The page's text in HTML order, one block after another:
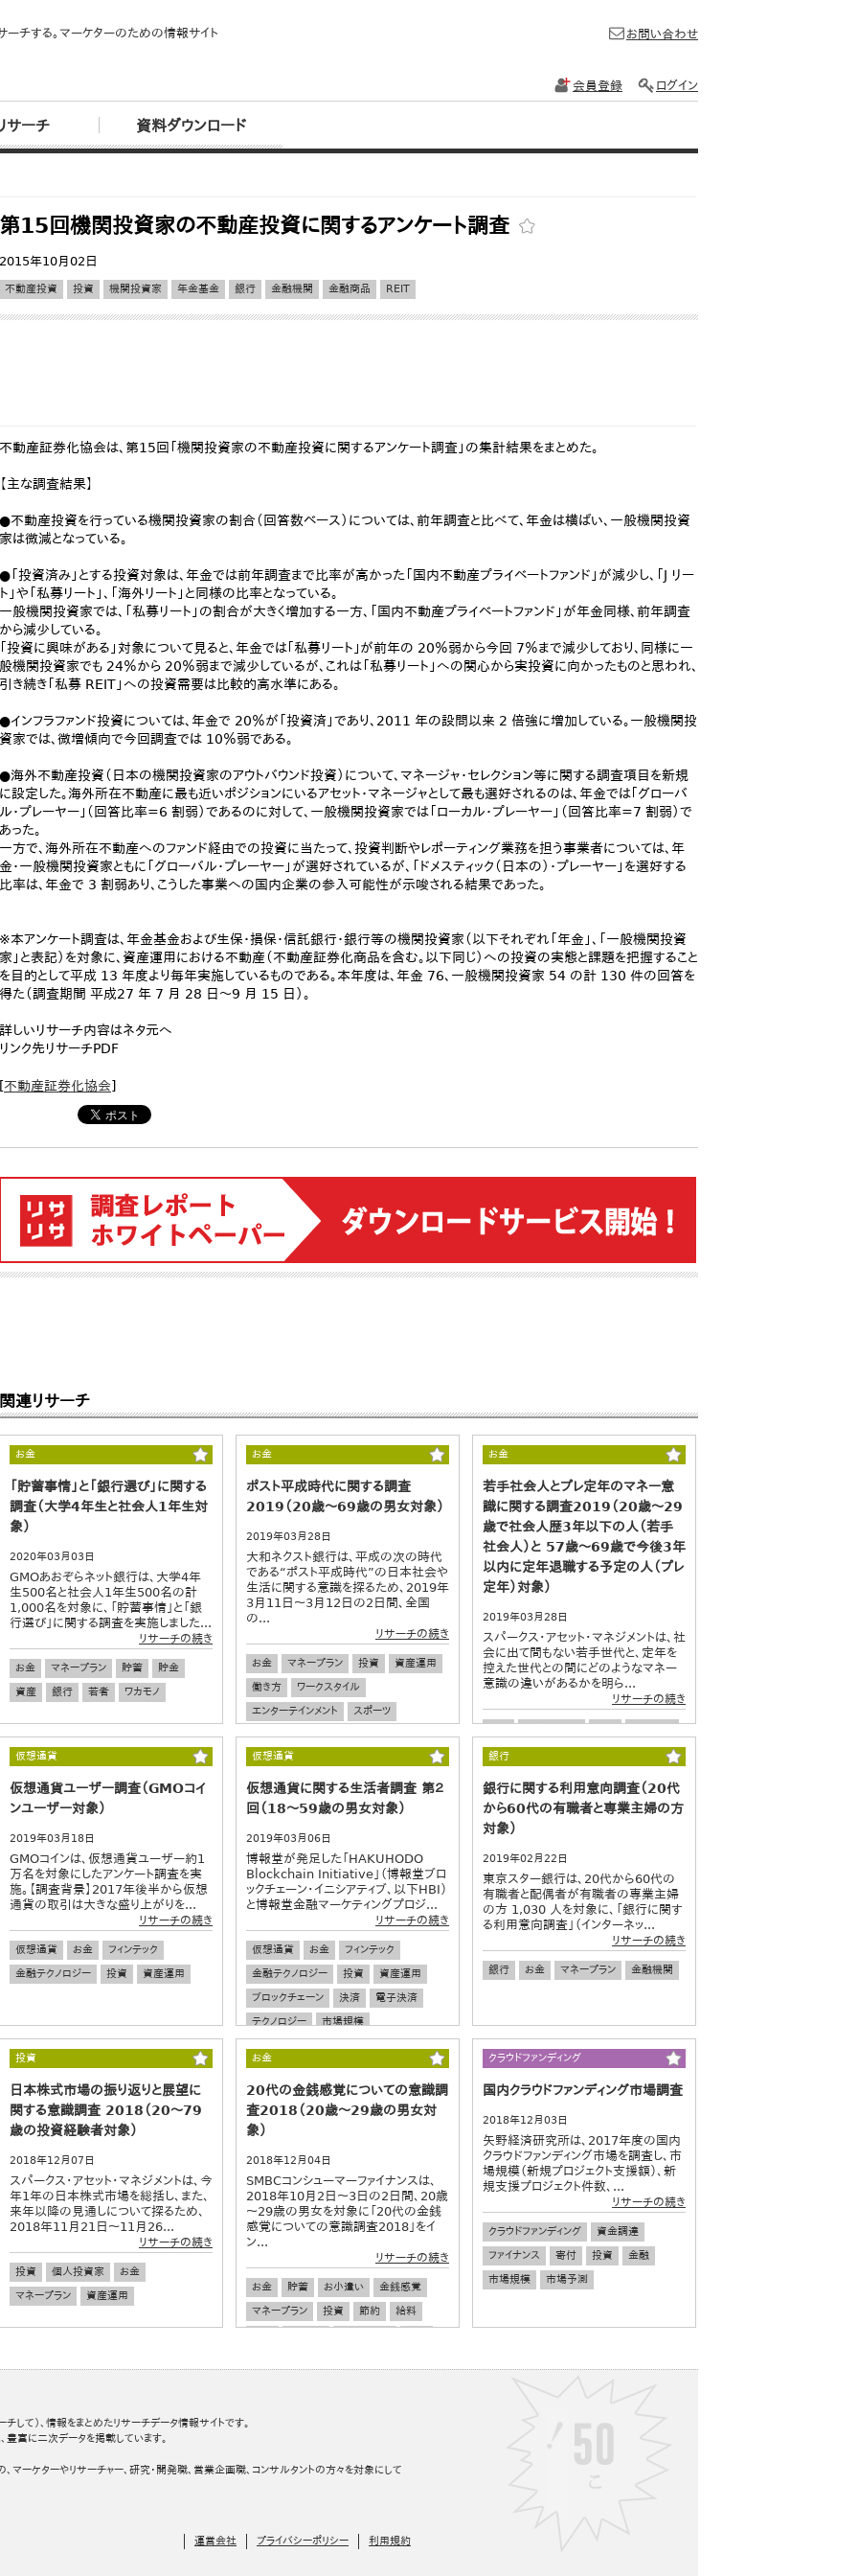
ーチする。マーケターのための情報サイト
サーチ 資料ダウンロード
お問い合わせ
会員登録 ログイン
第15回機関投資家の不動産投資に関するアンケート調査
2015年10月02日
不動産投資 投資 機関投資家 年金基金 銀行 金融機関 金融商品 REIT
不動産証券化協会は、第15回「機関投資家の不動産投資に関するアンケート調査」の集計結果をまとめた。
【主な調査結果】
●不動産投資を行っている機関投資家の割合（回答数ベース）については、前年調査と比べて、年金は横ばい、一般機関投資
家は微減となっている。
●「投資済み」とする投資対象は、年金では前年調査まで比率が高かった「国内不動産プライベートファンド」が減少し、「J リー
ト」や「私募リート」、「海外リート」と同様の比率となっている。
一般機関投資家では、「私募リート」の割合が大きく増加する一方、「国内不動産プライベートファンド」が年金同様、前年調査
から減少している。
「投資に興味がある」対象について見ると、年金では｢私募リート｣が前年の 20％弱から今回 7％まで減少しており、同様に一
般機関投資家でも 24％から 20％弱まで減少しているが、これは「私募リート」への関心から実投資に向かったものと思われ、
引き続き「私募 REIT」への投資需要は比較的高水準にある。
●インフラファンド投資については、年金で 20％が「投資済」であり、2011 年の設問以来 2 倍強に増加している。一般機関投
資家では、微増傾向で今回調査では 10％弱である。
●海外不動産投資（日本の機関投資家のアウトバウンド投資）について、マネージャ・セレクション等に関する調査項目を新規
に設定した。海外所在不動産に最も近いポジションにいるアセット・マネージャとして最も選好されるのは、年金では｢グローバ
ル・プレーヤー｣（回答比率=6 割弱）であるのに対して、一般機関投資家では「ローカル・プレーヤー」（回答比率=7 割弱）で
あった。
一方で、海外所在不動産へのファンド経由での投資に当たって、投資判断やレポーティング業務を担う事業者については、年
金・一般機関投資家ともに「グローバル・プレーヤー」が選好されているが、「ドメスティック（日本の）・プレーヤー」を選好する
比率は、年金で 3 割弱あり、こうした事業への国内企業の参入可能性が示唆される結果であった。
※本アンケート調査は、年金基金および生保・損保・信託銀行・銀行等の機関投資家（以下それぞれ「年金」、「一般機関投資
家」と表記）を対象に、資産運用における不動産（不動産証券化商品を含む。以下同じ）への投資の実態と課題を把握すること
を目的として平成 13 年度より毎年実施しているものである。本年度は、年金 76、一般機関投資家 54 の計 130 件の回答を
得た（調査期間 平成27 年 7 月 28 日～9 月 15 日）。
詳しいリサーチ内容はネタ元へ
リンク先リサーチPDF
[不動産証券化協会]
関連リサーチ
お金
「貯蓄事情」と「銀行選び」に関する
調査（大学4年生と社会人1年生対
象）
2020年03月03日
GMOあおぞらネット銀行は、大学4年
生500名と社会人1年生500名の計
1,000名を対象に、「貯蓄事情」と「銀
行選び」に関する調査を実施しました...
リサーチの続き
お金 マネープラン 貯蓄
貯金
資産
銀行 若者 ワカモノ
お金
ポスト平成時代に関する調査
2019（20歳～69歳の男女対象）
2019年03月28日
大和ネクスト銀行は、平成の次の時代
である“ポスト平成時代”の日本社会や
生活に関する意識を探るため、2019年
3月11日～3月12日の2日間、全国
の...
リサーチの続き
お金 マネープラン 投資
資産運用
働き方
ワークスタイル
エンターテインメント
スポーツ
お金
若手社会人とプレ定年のマネー意
識に関する調査2019（20歳～29
歳で社会人歴3年以下の人（若手
社会人）と 57歳～69歳で今後3年
以内に定年退職する予定の人（プレ
定年）対象）
2019年03月28日
スパークス・アセット・マネジメントは、社
会に出て間もない若手世代と、定年を
控えた世代との間にどのようなマネー
意識の違いがあるかを明ら...
リサーチの続き
お金 マネープラン 投資
資産運用
金銭感覚
若者
仮想通貨
仮想通貨ユーザー調査（GMOコイ
ンユーザー対象）
2019年03月18日
GMOコインは、仮想通貨ユーザー約1
万名を対象にしたアンケート調査を実
施。【調査背景】2017年後半から仮想
通貨の取引は大きな盛り上がりを...
リサーチの続き
仮想通貨 お金
フィンテック
金融テクノロジー
投資 資産運用
仮想通貨
仮想通貨に関する生活者調査 第２
回（18～59歳の男女対象）
2019年03月06日
博報堂が発足した「HAKUHODO
Blockchain Initiative」（博報堂ブロ
ックチェーン・イニシアティブ、以下HBI）
と博報堂金融マーケティングプロジ...
リサーチの続き
仮想通貨 お金
フィンテック
金融テクノロジー
投資
資産運用
ブロックチェーン
決済
電子決済
テクノロジー
市場規模
銀行
銀行に関する利用意向調査（20代
から60代の有職者と専業主婦の方
対象）
2019年02月22日
東京スター銀行は、20代から60代の
有職者と配偶者が有職者の専業主婦
の方 1,030 人を対象に、「銀行に関す
る利用意向調査」（インターネッ...
リサーチの続き
銀行 お金 マネープラン 金融機関
投資
日本株式市場の振り返りと展望に
関する意識調査 2018（20～79
歳の投資経験者対象）
2018年12月07日
スパークス・アセット・マネジメントは、今
年1年の日本株式市場を総括し、また、
来年以降の見通しについて探るため、
2018年11月21日～11月26...
リサーチの続き
投資 個人投資家
お金
マネープラン
資産運用
お金
20代の金銭感覚についての意識調
査2018（20歳～29歳の男女対
象）
2018年12月04日
SMBCコンシューマーファイナンスは、
2018年10月2日～3日の2日間、20歳
～29歳の男女を対象に「20代の金銭
感覚についての意識調査2018」をイ
ン...
リサーチの続き
お金 貯蓄 お小遣い
金銭感覚
マネープラン
投資 節約
給料
クラウドファンディング
国内クラウドファンディング市場調査
2018年12月03日
矢野経済研究所は、2017年度の国内
クラウドファンディング市場を調査し、市
場規模（新規プロジェクト支援額）、新
規支援プロジェクト件数、...
リサーチの続き
クラウドファンディング
資金調達
ファイナンス
寄付 投資
金融
市場規模
市場予測
して）、情報をまとめたリサーチデータ情報サイトです。
富に二次データを掲載しています。
マーケターやリサーチャー、研究・開発職、営業企画職、コンサルタントの方々を対象にして
利用規約
プライバシーポリシー
運営会社